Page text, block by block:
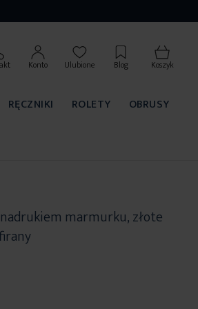
Konto Ulubione Blog Koszyk
RĘCZNIKI ROLETY OBRUSY
marmurku, złote